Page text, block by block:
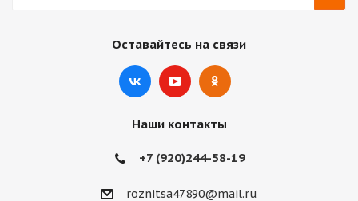
Оставайтесь на связи
Наши контакты
+7 (920)244-58-19
roznitsa47890@mail.ru